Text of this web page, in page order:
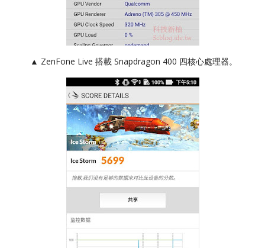
▲ ZenFone Live 搭載 Snapdragon 400 四核心處理器。